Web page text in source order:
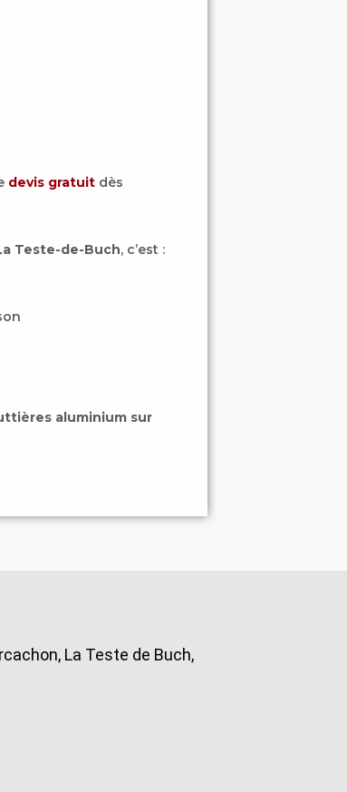
devis gratuit dès
Teste-de-Buch, c’est :
aluminium sur
La Teste de Buch,